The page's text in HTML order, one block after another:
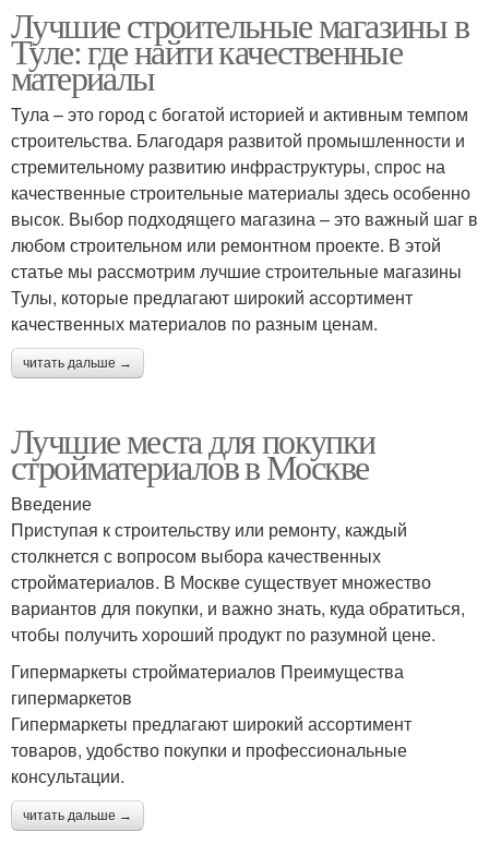
Лучшие строительные магазины в
Туле: где найти качественные
материалы
Тула – это город с богатой историей и активным темпом
строительства. Благодаря развитой промышленности и
стремительному развитию инфраструктуры, спрос на
качественные строительные материалы здесь особенно
высок. Выбор подходящего магазина – это важный шаг в
любом строительном или ремонтном проекте. В этой
статье мы рассмотрим лучшие строительные магазины
Тулы, которые предлагают широкий ассортимент
качественных материалов по разным ценам.
читать дальше →
Лучшие места для покупки
стройматериалов в Москве
Введение
Приступая к строительству или ремонту, каждый
столкнется с вопросом выбора качественных
стройматериалов. В Москве существует множество
вариантов для покупки, и важно знать, куда обратиться,
чтобы получить хороший продукт по разумной цене.
Гипермаркеты стройматериалов Преимущества
гипермаркетов
Гипермаркеты предлагают широкий ассортимент
товаров, удобство покупки и профессиональные
консультации.
читать дальше →